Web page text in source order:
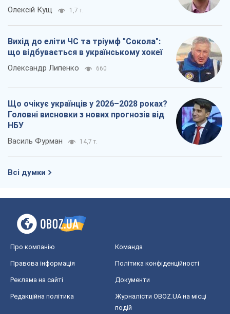
Олексій Кущ 1,7 т.
Вихід до еліти ЧС та тріумф "Сокола":
що відбувається в українському хокеї
Олександр Липенко 660
Що очікує українців у 2026–2028 роках?
Головні висновки з нових прогнозів від
НБУ
Василь Фурман 14,7 т.
Всі думки
Про компанію Команда
Правова інформація Політика конфіденційності
Реклама на сайті Документи
Редакційна політика
Журналісти OBOZ.UA на місці
подій